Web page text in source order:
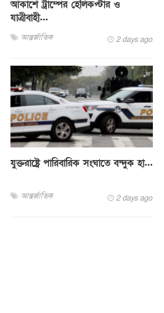
আকাশে ট্রাম্পের হেলিকপ্টার ও
যাত্রীবাহী...
আন্তর্জাতিক 2 days ago
যুক্তরাষ্ট্রে পারিবারিক সংঘাতে বন্দুক হা...
আন্তর্জাতিক 2 days ago